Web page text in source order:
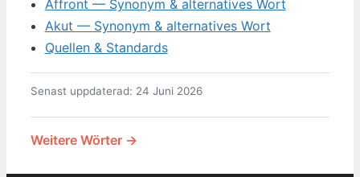
Affront — Synonym & alternatives Wort
Akut — Synonym & alternatives Wort
Quellen & Standards
Senast uppdaterad: 24 Juni 2026
Weitere Wörter →